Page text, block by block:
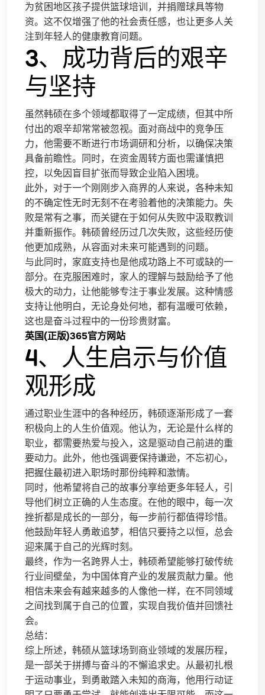
为贫困地区孩子提供篮球培训，并捐赠球具等物
资。这不仅增强了他的社会责任感，也让更多人关
注到年轻人的健康教育问题。
3、成功背后的艰辛
与坚持
虽然韩硕在多个领域都取得了一定成绩，但其中所
付出的艰辛却常常被忽视。面对商战中的竞争压
力，他需要不断进行市场调研和分析，以确保决策
具备前瞻性。同时，在资金周转方面也需谨慎把
控，以免因盲目扩张而导致企业陷入困境。
此外，对于一个刚刚步入商界的人来说，各种未知
的不确定性无时无刻不在考验着他的决策能力。失
败是常有之事，而关键在于如何从失败中汲取教训
并重新振作。韩硕曾经历过几次失败，这些经历使
他更加成熟，从容面对未来可能遇到的问题。
与此同时，家庭支持也是他成功路上不可或缺的一
部分。在克服困难时，家人的理解与鼓励给予了他
极大的动力，让他能够专注于事业发展。这种情感
支持让他明白，无论身处何地，都有温暖可依赖，
这也是奋斗过程中的一份珍贵财富。
英国(正版)365官方网站
4、人生启示与价值
观形成
通过职业生涯中的各种经历，韩硕逐渐形成了一套
积极向上的人生价值观。他认为，无论是什么样的
职业，都需要热爱与投入，这是驱动自己前进的重
要动力。此外，他也强调要保持谦逊，不忘初心，
把握住最初进入职场时那份纯粹和激情。
同时，他希望将自己的故事分享给更多年轻人，引
导他们树立正确的人生态度。在他的眼中，每一次
挫折都是成长的一部分，每一步前行都值得珍惜。
他鼓励年轻人勇敢追梦，相信只要持之以恒，总会
迎来属于自己的光辉时刻。
最终，作为一名跨界人士，韩硕希望能够打破传统
行业间壁垒，为中国体育产业的发展贡献力量。他
相信未来会有越来越多的人像他一样，在不同领域
之间找到属于自己的位置，实现自我价值并回馈社
会。
总结：
综上所述，韩硕从篮球场到商业领域的发展历程，
是一部关于拼搏与奋斗的不懈追求史。从最初扎根
于运动事业，到勇敢踏入未知的商海，他用行动证